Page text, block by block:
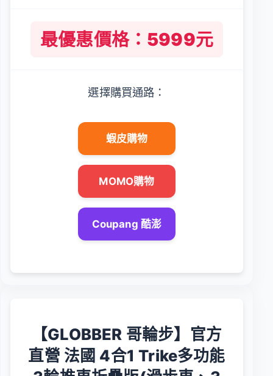
最優惠價格：5999元
選擇購買通路：
蝦皮購物
MOMO購物
Coupang 酷澎
【GLOBBER 哥輪步】官方
直營 法國 4合1 Trike多功能